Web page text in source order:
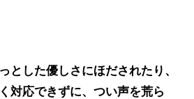
とした優しさにほだされたり、
対応できずに、つい声を荒ら